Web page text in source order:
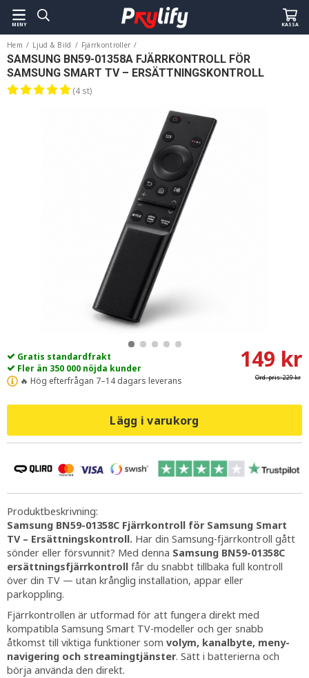
MENY KASSA
Hem / Ljud & Bild / Fjärrkontroller /
Samsung BN59-01358A Fjärrkontroll för Samsung Smart TV – Ersättningskontroll
SAMSUNG BN59-01358A FJÄRRKONTROLL FÖR
SAMSUNG SMART TV – ERSÄTTNINGSKONTROLL
(4 st)
Gratis standardfrakt
Fler än 350 000 nöjda kunder
🔥 Hög efterfrågan 7–14 dagars leverans
149 kr
Ord. pris:229 kr
Lägg i varukorg
Produktbeskrivning:
Samsung BN59-01358C Fjärrkontroll för Samsung Smart
TV – Ersättningskontroll. Har din Samsung-fjärrkontroll gått
sönder eller försvunnit? Med denna Samsung BN59-01358C
ersättningsfjärrkontroll får du snabbt tillbaka full kontroll
över din TV — utan krånglig installation, appar eller
parkoppling.
Fjärrkontrollen är utformad för att fungera direkt med
kompatibla Samsung Smart TV-modeller och ger snabb
åtkomst till viktiga funktioner som volym, kanalbyte, meny­
navigering och streamingtjänster. Sätt i batterierna och
börja använda den direkt.